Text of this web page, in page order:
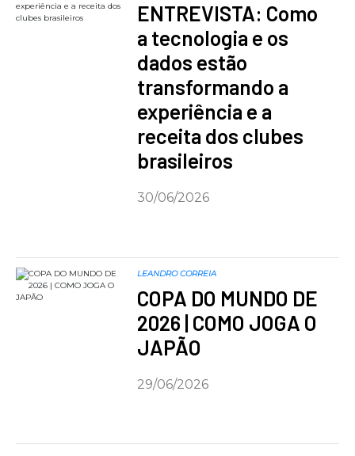
ENTREVISTA: Como
a tecnologia e os
dados estão
transformando a
experiência e a
receita dos clubes
brasileiros
30/06/2026
LEANDRO CORREIA
COPA DO MUNDO DE
2026 | COMO JOGA O
JAPÃO
29/06/2026